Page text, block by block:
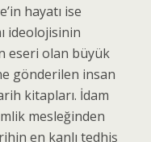
hayatı ise
ideolojisinin
eseri olan büyük
gönderilen insan
kitapları. İdam
mesleğinden
en kanlı tedhiş